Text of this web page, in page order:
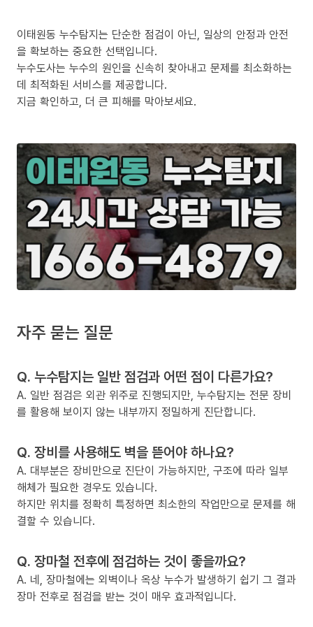
이태원동 누수탐지는 단순한 점검이 아닌, 일상의 안정과 안전
을 확보하는 중요한 선택입니다.
누수도사는 누수의 원인을 신속히 찾아내고 문제를 최소화하는
데 최적화된 서비스를 제공합니다.
지금 확인하고, 더 큰 피해를 막아보세요.
자주 묻는 질문
Q. 누수탐지는 일반 점검과 어떤 점이 다른가요?
A. 일반 점검은 외관 위주로 진행되지만, 누수탐지는 전문 장비
를 활용해 보이지 않는 내부까지 정밀하게 진단합니다.
Q. 장비를 사용해도 벽을 뜯어야 하나요?
A. 대부분은 장비만으로 진단이 가능하지만, 구조에 따라 일부
해체가 필요한 경우도 있습니다.
하지만 위치를 정확히 특정하면 최소한의 작업만으로 문제를 해
결할 수 있습니다.
Q. 장마철 전후에 점검하는 것이 좋을까요?
A. 네, 장마철에는 외벽이나 옥상 누수가 발생하기 쉽기 그 결과
장마 전후로 점검을 받는 것이 매우 효과적입니다.